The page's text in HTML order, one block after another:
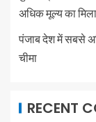
अधिक मूल्य का
पंजाब देश में सबसे
चीमा
RECENT